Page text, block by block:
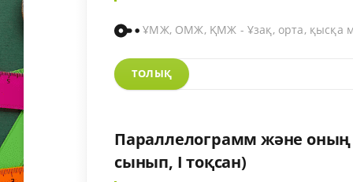
ҰМЖ, ОМЖ, ҚМЖ - Ұзақ, орта, қысқа
ТОЛЫҚ
Параллелограмм және оның
сынып, I тоқсан)